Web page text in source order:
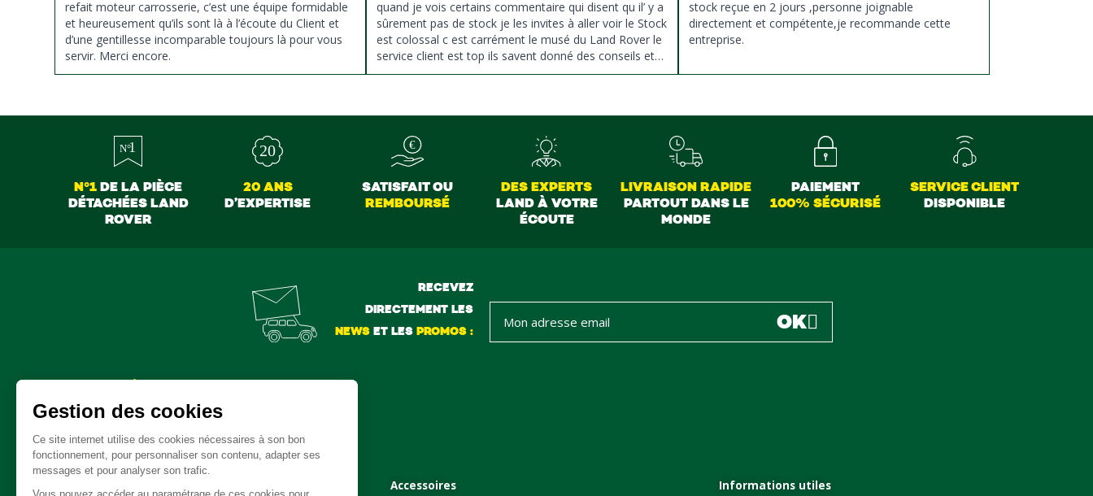
refait moteur carrosserie, c’est une équipe formidable
et heureusement qu’ils sont là à l’écoute du Client et
d’une gentillesse incomparable toujours là pour vous
servir. Merci encore.
quand je vois certains commentaire qui disent qu il’ y a
sûrement pas de stock je les invites à aller voir le Stock
est colossal c est carrément le musé du Land Rover le
service client est top ils savent donné des conseils et
ne pousse pas à la vente ils sont vraiment au top du
stock reçue en 2 jours ,personne joignable
directement et compétente,je recommande cette
entreprise.
N°1DE LA PIÈCE
DÉTACHÉES LAND
ROVER
20 ANS
D’EXPERTISE
SATISFAIT OU
REMBOURSÉ
DES EXPERTS
LAND À VOTRE
ÉCOUTE
LIVRAISON RAPIDE
PARTOUT DANS LE
MONDE
PAIEMENT
100% SÉCURISÉ
SERVICE CLIENT
DISPONIBLE
RECEVEZ
DIRECTEMENT LES
NEWSET LES PROMOS : OK
Accessoires Informations utiles